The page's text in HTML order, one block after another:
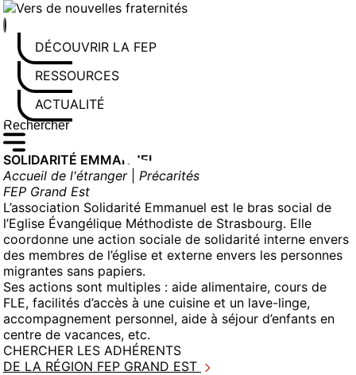
Aller
au
contenuDÉCOUVRIR LA FEP
RESSOURCES
ACTUALITÉS
Rechercher sur le site
Saisissez au moins 3 caractères pour lancer la recherche
SOLIDARITÉ EMMANUEL
Accueil de l'étranger| Précarités
FEP Grand Est
L’association Solidarité Emmanuel est le bras social de
l’Eglise Évangélique Méthodiste de Strasbourg. Elle
coordonne une action sociale de solidarité interne envers
des membres de l’église et externe envers les personnes
migrantes sans papiers.
Ses actions sont multiples : aide alimentaire, cours de
FLE, facilités d’accès à une cuisine et un lave-linge,
accompagnement personnel, aide à séjour d’enfants en
centre de vacances, etc.
CHERCHER LES ADHÉRENTS
DE LA RÉGION FEP GRAND EST